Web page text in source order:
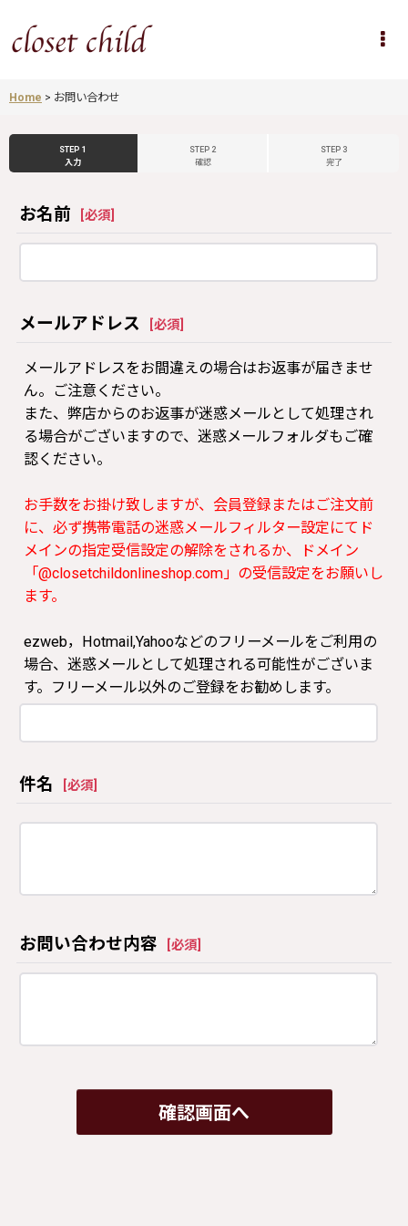
Home > お問い合わせ
STEP 1
入力
STEP 2
確認
STEP 3
完了
お名前 必須
メールアドレス 必須
メールアドレスをお間違えの場合はお返事が届きませ
ん。ご注意ください。
また、弊店からのお返事が迷惑メールとして処理され
る場合がございますので、迷惑メールフォルダもご確
認ください。
お手数をお掛け致しますが、会員登録またはご注文前
に、必ず携帯電話の迷惑メールフィルター設定にてド
メインの指定受信設定の解除をされるか、ドメイン
「@closetchildonlineshop.com」の受信設定をお願いし
ます。
ezweb，Hotmail,Yahooなどのフリーメールをご利用の
場合、迷惑メールとして処理される可能性がございま
す。フリーメール以外のご登録をお勧めします。
件名 必須
お問い合わせ内容 必須
確認画面へ